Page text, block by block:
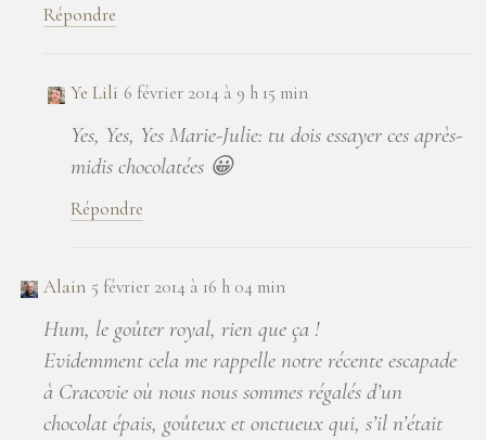
Répondre
Ye Lili 6 février 2014 à 9 h 15 min
Yes, Yes, Yes Marie-Julie: tu dois essayer ces après-
midis chocolatées 😀
Répondre
Alain 5 février 2014 à 16 h 04 min
Hum, le goûter royal, rien que ça !
Evidemment cela me rappelle notre récente escapade
à Cracovie où nous nous sommes régalés d’un
chocolat épais, goûteux et onctueux qui, s’il n’était